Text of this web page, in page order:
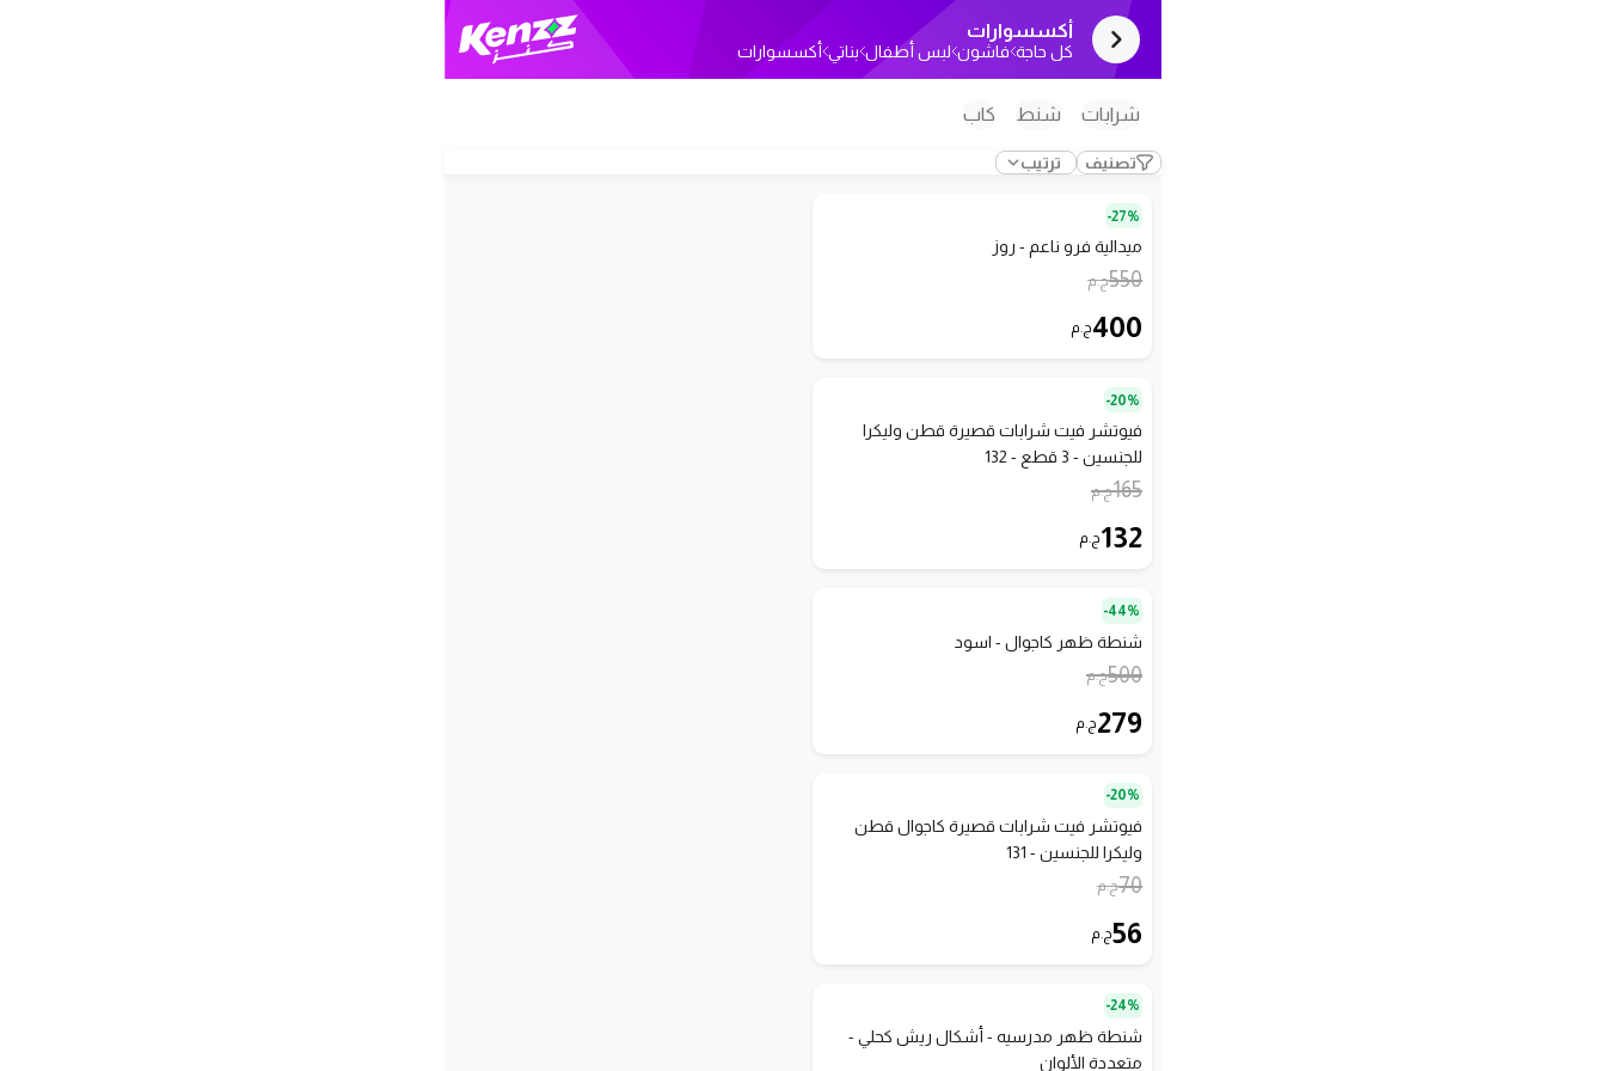
أكسسوارات
كل حاجة فاشون لبس أطفال بناتي أكسسوارات
شرابات شنط كاب
تصنيف ترتيب
27%-
ميدالية فرو ناعم - روز
550ج.م
400ج.م
20%-
فيوتشر فيت شرابات قصيرة قطن وليكرا
للجنسين - 3 قطع - 132
165ج.م
132ج.م
44%-
شنطة ظهر كاجوال - اسود
500ج.م
279ج.م
20%-
فيوتشر فيت شرابات قصيرة كاجوال قطن
وليكرا للجنسين - 131
70ج.م
56ج.م
24%-
شنطة ظهر مدرسيه - أشكال ريش كحلي -
متعددة الألوان